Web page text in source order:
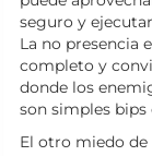
seguro y
La no presencia
completo y
donde los
son simples bips
El otro miedo